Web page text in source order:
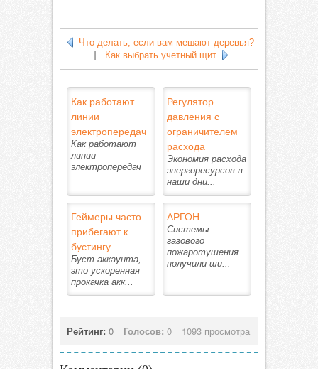
Что делать, если вам мешают деревья?
Как выбрать учетный щит
Как работают
линии
электропередач
Как работают
линии
электропередач
Регулятор
давления с
ограничителем
расхода
Экономия расхода
энергоресурсов в
наши дни...
Геймеры часто
прибегают к
бустингу
Буст аккаунта,
это ускоренная
прокачка акк...
АРГОН
Системы
газового
пожаротушения
получили ши...
Рейтинг: 0 Голосов: 0 1093 просмотра